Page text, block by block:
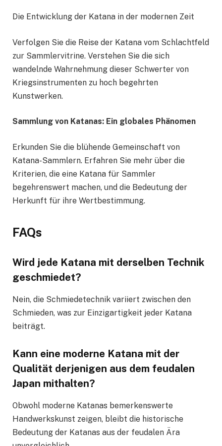
Die Entwicklung der Katana in der modernen Zeit
Verfolgen Sie die Reise der Katana vom Schlachtfeld
zur Sammlervitrine. Verstehen Sie die sich
wandelnde Wahrnehmung dieser Schwerter von
Kriegsinstrumenten zu hoch begehrten
Kunstwerken.
Sammlung von Katanas: Ein globales Phänomen
Erkunden Sie die blühende Gemeinschaft von
Katana-Sammlern. Erfahren Sie mehr über die
Kriterien, die eine Katana für Sammler
begehrenswert machen, und die Bedeutung der
Herkunft für ihre Wertbestimmung.
FAQs
Wird jede Katana mit derselben Technik
geschmiedet?
Nein, die Schmiedetechnik variiert zwischen den
Schmieden, was zur Einzigartigkeit jeder Katana
beiträgt.
Kann eine moderne Katana mit der
Qualität derjenigen aus dem feudalen
Japan mithalten?
Obwohl moderne Katanas bemerkenswerte
Handwerkskunst zeigen, bleibt die historische
Bedeutung der Katanas aus der feudalen Ära